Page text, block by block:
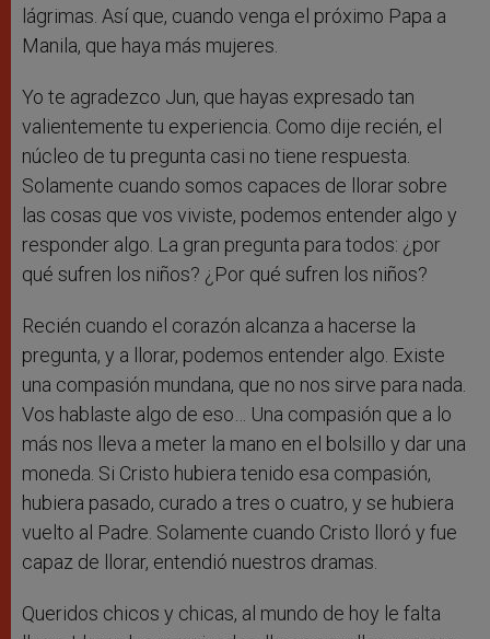
lágrimas. Así que, cuando venga el próximo Papa a
Manila, que haya más mujeres.
Yo te agradezco Jun, que hayas expresado tan
valientemente tu experiencia. Como dije recién, el
núcleo de tu pregunta casi no tiene respuesta.
Solamente cuando somos capaces de llorar sobre
las cosas que vos viviste, podemos entender algo y
responder algo. La gran pregunta para todos: ¿por
qué sufren los niños? ¿Por qué sufren los niños?
Recién cuando el corazón alcanza a hacerse la
pregunta, y a llorar, podemos entender algo. Existe
una compasión mundana, que no nos sirve para nada.
Vos hablaste algo de eso… Una compasión que a lo
más nos lleva a meter la mano en el bolsillo y dar una
moneda. Si Cristo hubiera tenido esa compasión,
hubiera pasado, curado a tres o cuatro, y se hubiera
vuelto al Padre. Solamente cuando Cristo lloró y fue
capaz de llorar, entendió nuestros dramas.
Queridos chicos y chicas, al mundo de hoy le falta